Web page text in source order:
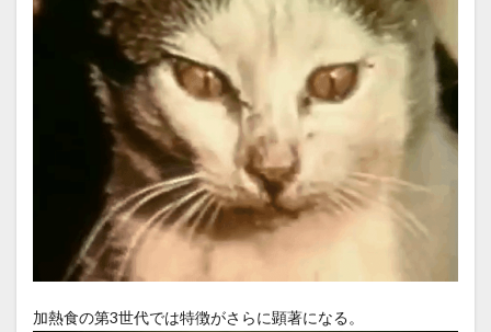
加熱食の第3世代では特徴がさらに顕著になる。